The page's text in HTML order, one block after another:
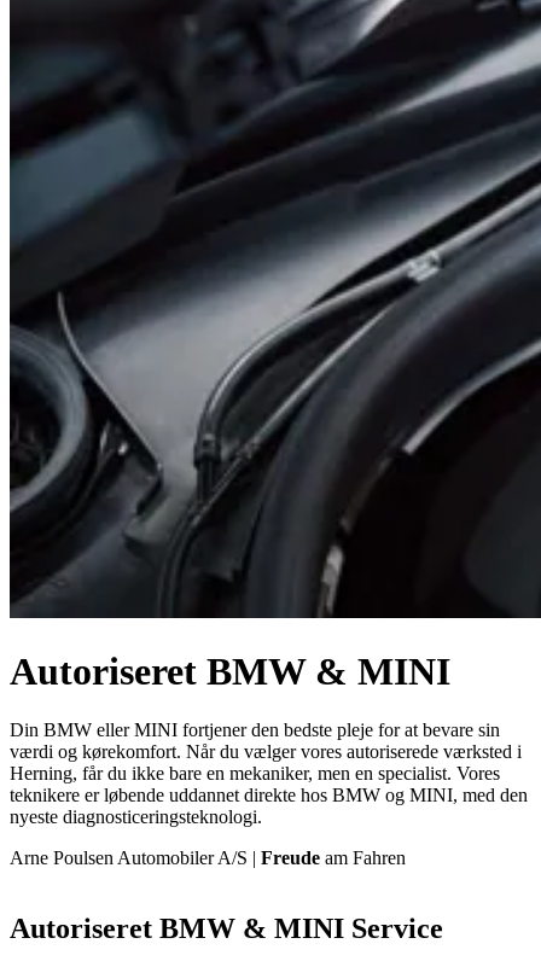
Autoriseret BMW & MINI
Din BMW eller MINI fortjener den bedste pleje for at bevare sin
værdi og kørekomfort. Når du vælger vores autoriserede værksted i
Herning, får du ikke bare en mekaniker, men en specialist. Vores
teknikere er løbende uddannet direkte hos BMW og MINI, med den
nyeste diagnosticeringsteknologi.
Arne Poulsen Automobiler A/S | Freude am Fahren
Autoriseret BMW & MINI Service